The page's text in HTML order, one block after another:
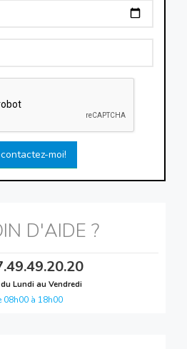
moi!
D'AIDE ?
Lundi au Vendredi
08h00 à 18h00